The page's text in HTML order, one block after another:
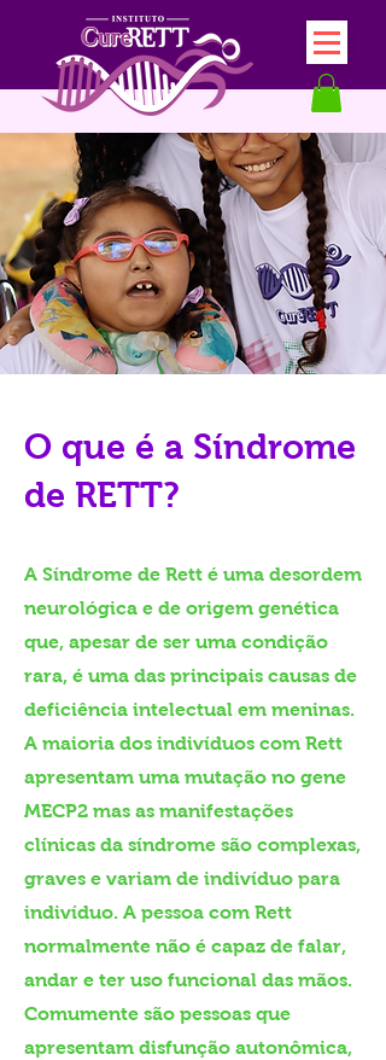
O que é a Síndrome
de RETT?
A Síndrome de Rett é uma desordem
neurológica e de origem genética
que, apesar de ser uma condição
rara, é uma das principais causas de
deficiência intelectual em meninas.
A maioria dos indivíduos com Rett
apresentam uma mutação no gene
MECP2 mas as manifestações
clínicas da síndrome são complexas,
graves e variam de indivíduo para
indivíduo. A pessoa com Rett
normalmente não é capaz de falar,
andar e ter uso funcional das mãos.
Comumente são pessoas que
apresentam disfunção autonômica,